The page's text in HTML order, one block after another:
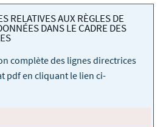
RELATIVES AUX RÈGLES DE
DANS LE CADRE DES
complète des lignes directrices
pdf en cliquant le lien ci-